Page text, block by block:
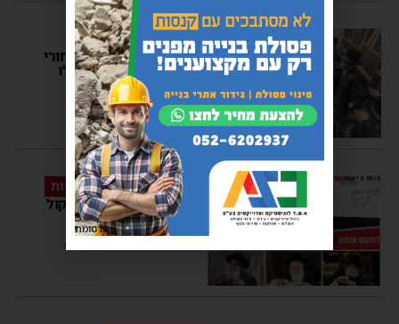
להשתעשע בדברי תורה
לקראת חג מתן תורה: בחורי
הישיבה מאשדוד התקבלו
בבית מנהיג הדור
יוסי יחזקאלי 07:08
מכתב נדיר: גדולי הדור בקול
קורא עבור רשימת ‘דגל’
באשדוד פרסומת